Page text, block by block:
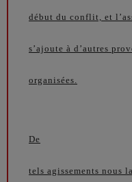
début du conflit, et
s’ajoute à d’autres
organisées.
De
tels agissements nous